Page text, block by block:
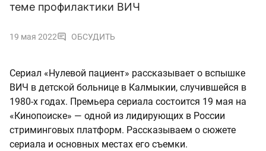
теме профилактики ВИЧ
19 мая 2022 ОБСУДИТЬ
Сериал «Нулевой пациент» рассказывает о вспышке
ВИЧ в детской больнице в Калмыкии, случившейся в
1980-х годах. Премьера сериала состоится 19 мая на
«Кинопоиске» — одной из лидирующих в России
стриминговых платформ. Рассказываем о сюжете
сериала и основных местах его съемки.